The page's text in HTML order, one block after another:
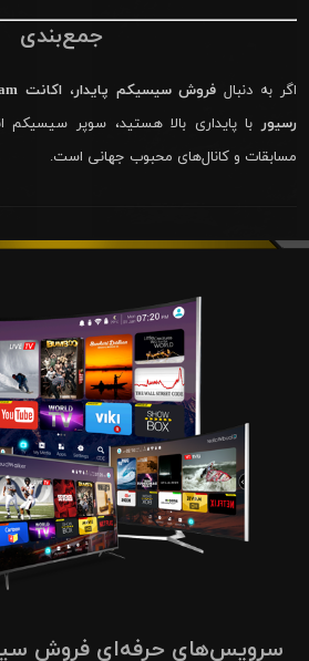
جمع‌بندی
اگر به دنبال فروش سیسیکم پایدار، اکانت cccam حرفه‌ای
رسیور با پایداری بالا هستید، سوپر سیسیکم
مسابقات و کانال‌های محبوب جهانی است.
سرویس‌های حرفه‌ای فروش